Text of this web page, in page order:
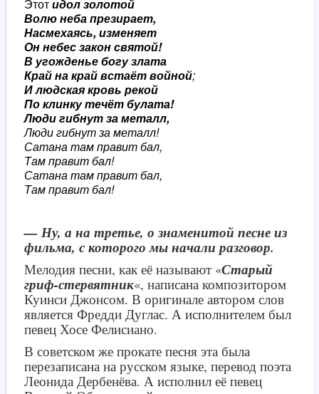
Этотидол золотой
Волю неба презирает,
Насмехаясь, изменяет
Он небес закон святой!
В угожденье богу злата
Край на край встаёт войной;
И людская кровь рекой
По клинку течёт булата!
Люди гибнут за металл,
Люди гибнут за металл!
Сатана там правит бал,
Там правит бал!
Сатана там правит бал,
Там правит бал!
— Ну, а на третье, о знаменитой песне из
фильма, с которого мы начали разговор.
Мелодия песни, как её называют «Старый
гриф-стервятник«, написана композитором
Куинси Джонсом. В оригинале автором слов
является Фредди Дуглас. А исполнителем был
певец Хосе Фелисиано.
В советском же прокате песня эта была
перезаписана на русском языке, перевод поэта
Леонида Дербенёва. А исполнил её певец